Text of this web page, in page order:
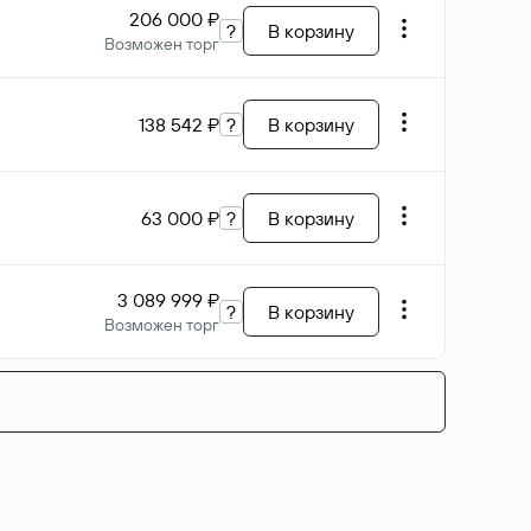
206 000 ₽
Возможен торг
? В корзину
138 542 ₽ ? В корзину
63 000 ₽ ? В корзину
3 089 999 ₽
Возможен торг
? В корзину